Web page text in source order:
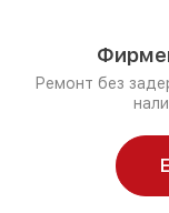
Ремонт без